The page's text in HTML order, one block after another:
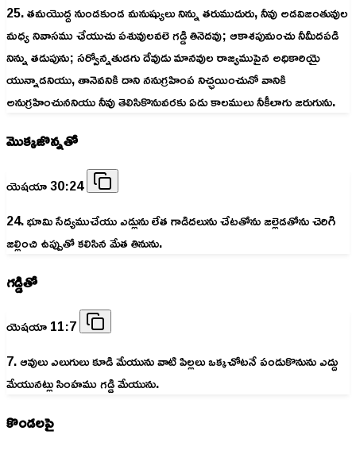
25. తమయొద్ద నుండకుండ మనుష్యులు నిన్ను తరుముదురు, నీవు అడవిజంతువుల
మధ్య నివాసము చేయుచు పశువులవలె గడ్డి తినెదవు; ఆకాశపుమంచు నీమీదపడి
నిన్ను తడుపును; సర్వోన్నతుడగు దేవుడు మానవుల రాజ్యముపైన అధికారియై
యున్నాడనియు, తానెవనికి దాని ననుగ్రహింప నిచ్ఛయించునో వానికి
అనుగ్రహించుననియు నీవు తెలిసికొనువరకు ఏడు కాలములు నీకీలాగు జరుగును.
మొక్కజొన్నతో
యెషయా 30:24
24. భూమి సేద్యముచేయు ఎడ్లును లేత గాడిదలును చేటతోను జల్లెడతోను చెరిగి
జల్లించి ఉప్పుతో కలిసిన మేత తినును.
గడ్డితో
యెషయా 11:7
7. ఆవులు ఎలుగులు కూడి మేయును వాటి పిల్లలు ఒక్కచోటనే పండుకొనును ఎద్దు
మేయునట్లు సింహము గడ్డి మేయును.
కొండలపై